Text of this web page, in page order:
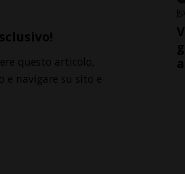
questo articolo,
e navigare su sito e